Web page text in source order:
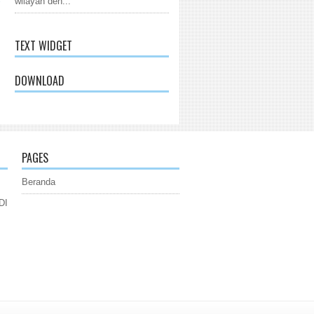
TEXT WIDGET
DOWNLOAD
PAGES
Beranda